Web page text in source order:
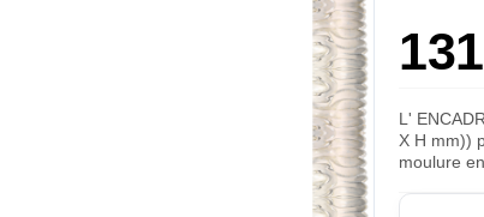
L'
X H mm))
moulure